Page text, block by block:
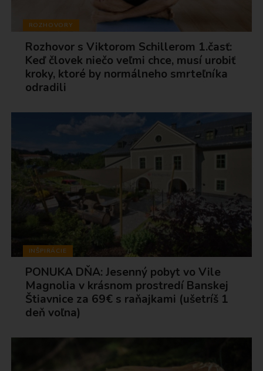
ROZHOVORY
Rozhovor s Viktorom Schillerom 1.časť:
Keď človek niečo veľmi chce, musí urobiť
kroky, ktoré by normálneho smrteľníka
odradili
INŠPIRÁCIE
PONUKA DŇA: Jesenný pobyt vo Vile
Magnolia v krásnom prostredí Banskej
Štiavnice za 69€ s raňajkami (ušetríš 1
deň voľna)